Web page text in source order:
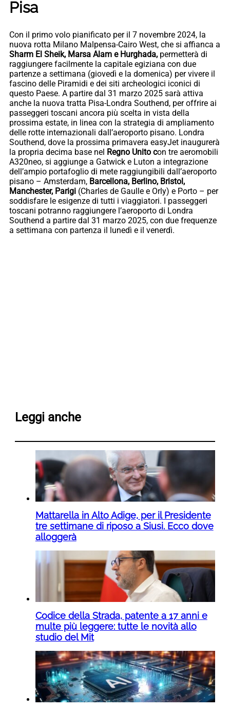
Pisa
Con il primo volo pianificato per il 7 novembre 2024, la
nuova rotta Milano Malpensa-Cairo West, che si affianca a
Sharm El Sheik, Marsa Alam e Hurghada, permetterà di
raggiungere facilmente la capitale egiziana con due
partenze a settimana (giovedì e la domenica) per vivere il
fascino delle Piramidi e dei siti archeologici iconici di
questo Paese. A partire dal 31 marzo 2025 sarà attiva
anche la nuova tratta Pisa-Londra Southend, per offrire ai
passeggeri toscani ancora più scelta in vista della
prossima estate, in linea con la strategia di ampliamento
delle rotte internazionali dall’aeroporto pisano. Londra
Southend, dove la prossima primavera easyJet inaugurerà
la propria decima base nel Regno Unito con tre aeromobili
A320neo, si aggiunge a Gatwick e Luton a integrazione
dell’ampio portafoglio di mete raggiungibili dall’aeroporto
pisano – Amsterdam, Barcellona, Berlino, Bristol,
Manchester, Parigi (Charles de Gaulle e Orly) e Porto – per
soddisfare le esigenze di tutti i viaggiatori. I passeggeri
toscani potranno raggiungere l’aeroporto di Londra
Southend a partire dal 31 marzo 2025, con due frequenze
a settimana con partenza il lunedì e il venerdì.
Leggi anche
Mattarella in Alto Adige, per il Presidente
tre settimane di riposo a Siusi. Ecco dove
alloggerà
Codice della Strada, patente a 17 anni e
multe più leggere: tutte le novità allo
studio del Mit